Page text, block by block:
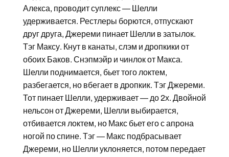
Алекса, проводит суплекс — Шелли
удерживается. Рестлеры борются, отпускают
друг друга, Джереми пинает Шелли в затылок.
Тэг Максу. Кнут в канаты, слэм и дропкики от
обоих Баков. Снэпмэйр и чинлок от Макса.
Шелли поднимается, бьет того локтем,
разбегается, но вбегает в дропкик. Тэг Джереми.
Тот пинает Шелли, удерживает — до 2х. Двойной
нельсон от Джереми, Шелли выбирается,
отбивается локтем, но Макс бьет его с апрона
ногой по спине. Тэг — Макс подбрасывает
Джереми, но Шелли уклоняется, потом передает